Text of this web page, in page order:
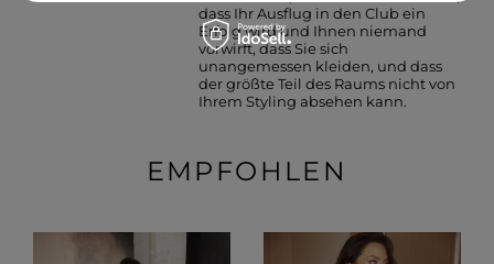
dass Ihr Ausflug in den Club ein
Erfolg wird und Ihnen niemand
vorwirft, dass Sie sich
unangemessen kleiden, und dass
der größte Teil des Raums nicht von
Ihrem Styling absehen kann.
EMPFOHLEN